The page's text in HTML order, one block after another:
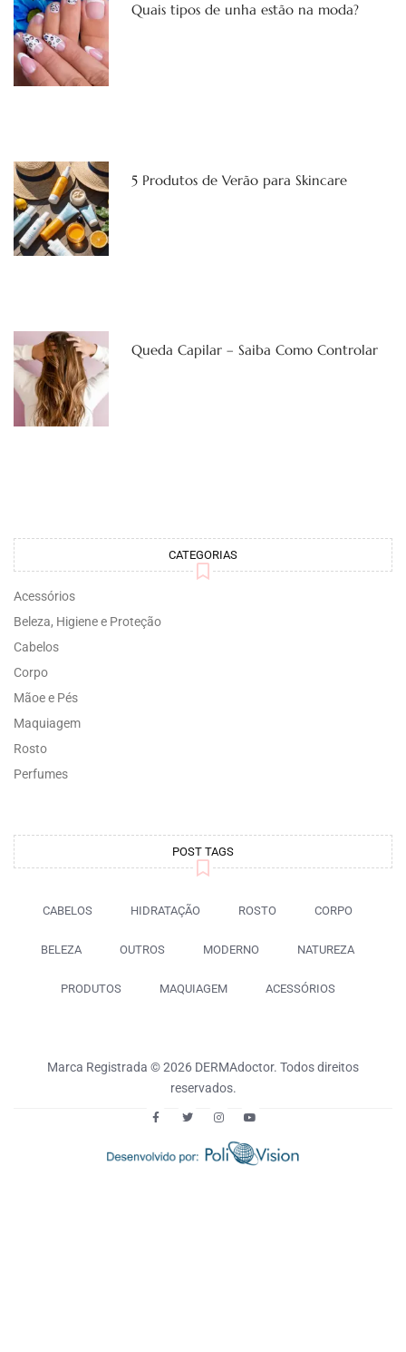
Quais tipos de unha estão na moda?
5 Produtos de Verão para Skincare
Queda Capilar – Saiba Como Controlar
CATEGORIAS
Acessórios
Beleza, Higiene e Proteção
Cabelos
Corpo
Mãoe e Pés
Maquiagem
Rosto
Perfumes
POST TAGS
CABELOS HIDRATAÇÃO ROSTO CORPO
BELEZA OUTROS MODERNO NATUREZA
PRODUTOS MAQUIAGEM ACESSÓRIOS
Marca Registrada © 2026 DERMAdoctor. Todos direitos
reservados.